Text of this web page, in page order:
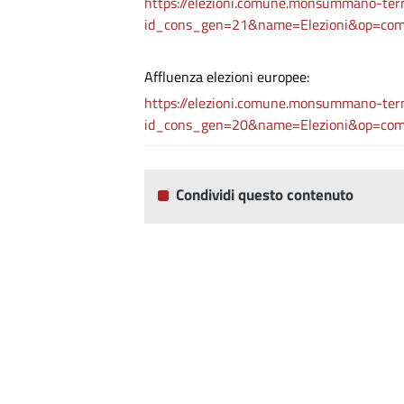
Affluenza elezioni europee:
https://elezioni.comune.monsummano-
Condividi questo contenuto